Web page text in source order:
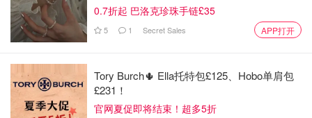
0.7折起 巴洛克珍珠手链£35
5 1 Secret Sales APP打开
Tory Burch🌵 Ella托特包£125、Hobo单肩包
£231！
官网夏促即将结束！超多5折